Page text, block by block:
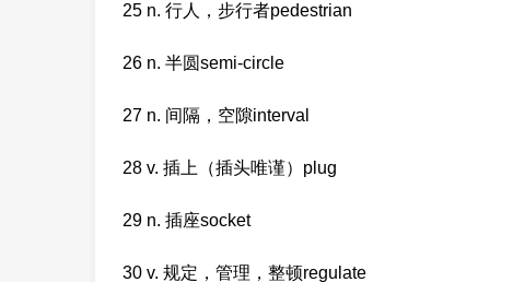
25 n. 行人，步行者pedestrian
26 n. 半圆semi-circle
27 n. 间隔，空隙interval
28 v. 插上（插头唯谨）plug
29 n. 插座socket
30 v. 规定，管理，整顿regulate